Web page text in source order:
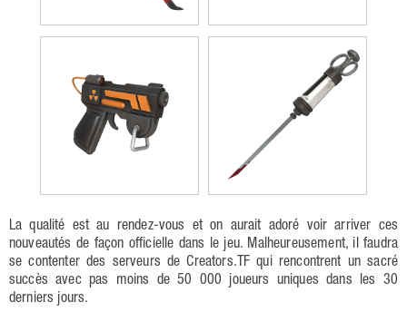
La qualité est au rendez-vous et on aurait adoré voir arriver ces
nouveautés de façon officielle dans le jeu. Malheureusement, il faudra
se contenter des serveurs de Creators.TF qui rencontrent un sacré
succès avec pas moins de 50 000 joueurs uniques dans les 30
derniers jours.